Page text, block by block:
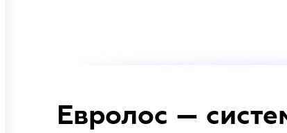
Евролос —